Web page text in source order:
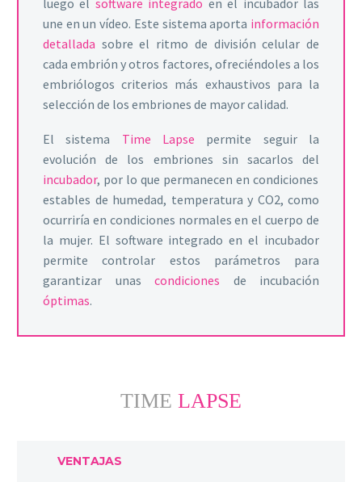
luego el software integrado en el incubador las
une en un vídeo. Este sistema aporta información
detallada sobre el ritmo de división celular de
cada embrión y otros factores, ofreciéndoles a los
embriólogos criterios más exhaustivos para la
selección de los embriones de mayor calidad.
El sistema Time Lapse permite seguir la
evolución de los embriones sin sacarlos del
incubador, por lo que permanecen en condiciones
estables de humedad, temperatura y CO2, como
ocurriría en condiciones normales en el cuerpo de
la mujer. El software integrado en el incubador
permite controlar estos parámetros para
garantizar unas condiciones de incubación
óptimas.
TIME LAPSE
VENTAJAS